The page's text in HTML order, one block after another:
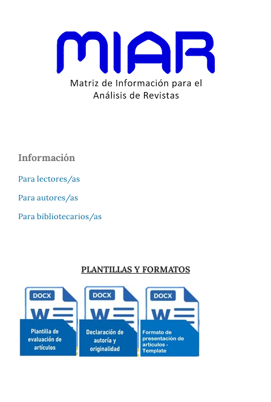
Información
Para lectores/as
Para autores/as
Para bibliotecarios/as
PLANTILLAS Y FORMATOS